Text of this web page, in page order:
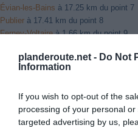
planderoute.net - Do Not
Information
If you wish to opt-out of the
processing of your personal
targeted advertising by us,
Évian-les-Bains à 17.25 km du point 7
Publier à 17.41 km du point 8
Ferney-Voltaireà 1.66 km du point 9
Ferneyà 1.66 km du point 9
Saint-Julien-en-Genevois
Thairy à 2.23 km du point 10
Villarcherà 1.52 km du point 12
La Motte-Servolenà 0.43 km du point